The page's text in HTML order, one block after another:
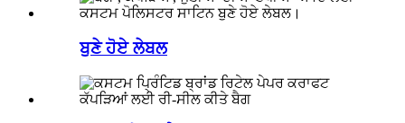
ਬੁਣੇ ਹੋਏ ਲੇਬਲ